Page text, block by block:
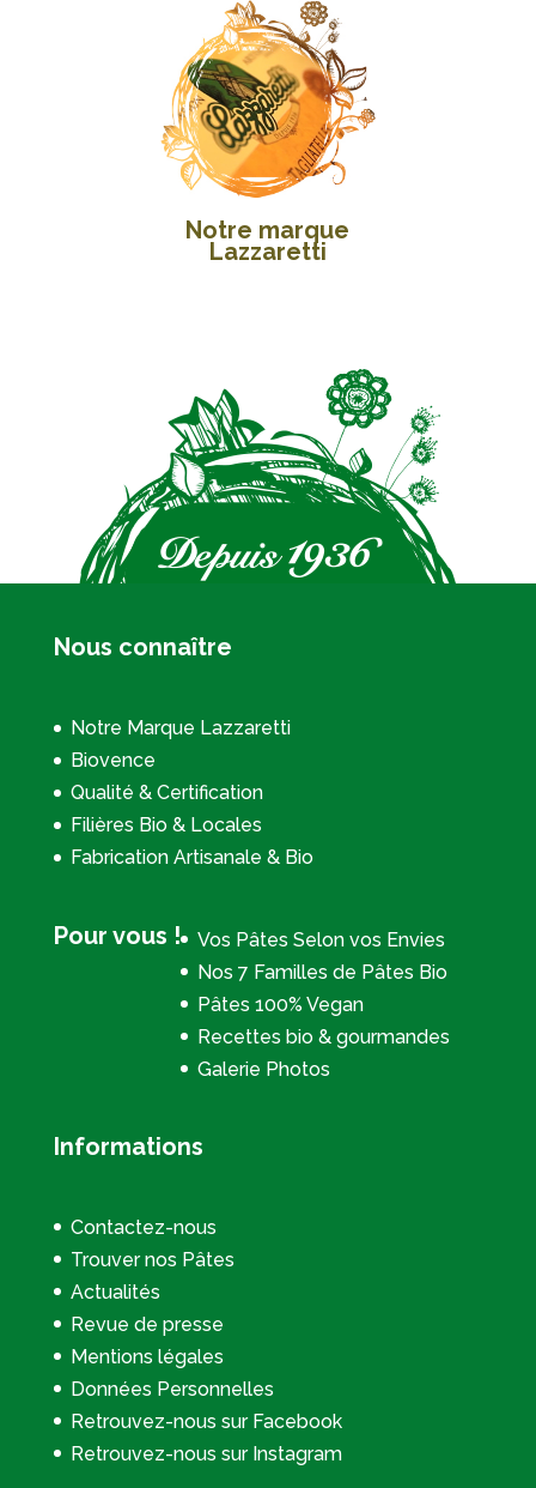
Notre marque
Lazzaretti
Nous connaître
Notre Marque Lazzaretti
Biovence
Qualité & Certification
Filières Bio & Locales
Fabrication Artisanale & Bio
Pour vous !
Vos Pâtes Selon vos Envies
Nos 7 Familles de Pâtes Bio
Pâtes 100% Vegan
Recettes bio & gourmandes
Galerie Photos
Informations
Contactez-nous
Trouver nos Pâtes
Actualités
Revue de presse
Mentions légales
Données Personnelles
Retrouvez-nous sur Facebook
Retrouvez-nous sur Instagram